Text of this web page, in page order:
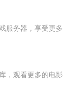
服务器，享受更多
，观看更多的电影